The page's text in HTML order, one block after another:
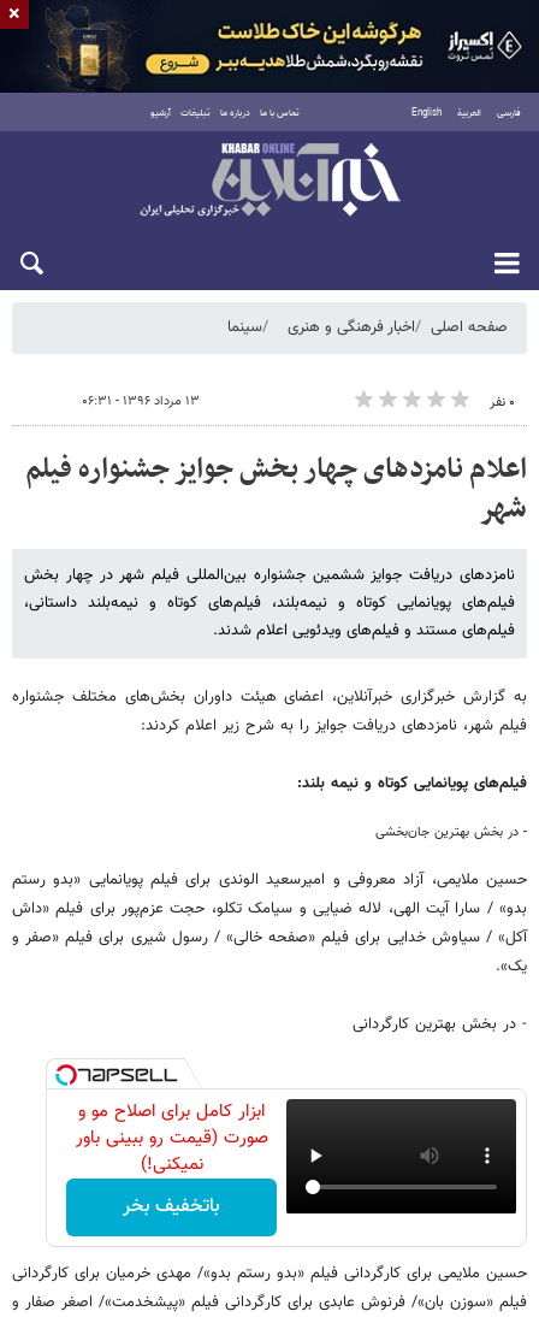
فارسی العربية English تماس با ما درباره ما تبلیغات آرشیو
شنبه ۱۷ مرداد ۱۴۰۵
صفحه اصلی اخبار فرهنگی و هنری سینما
۰ نفر ۱۳ مرداد ۱۳۹۶ - ۰۶:۳۱
اعلام نامزدهای چهار بخش جوایز جشنواره فیلم
شهر
نامزدهای دریافت جوایز ششمین جشنواره بین‌المللی فیلم شهر در چهار بخش
فیلم‌های پویانمایی کوتاه و نیمه‌بلند، فیلم‌های کوتاه و نیمه‌بلند داستانی،
فیلم‌های مستند و فیلم‌های ویدئویی اعلام شدند.
به گزارش خبرگزاری خبرآنلاین، اعضای هیئت داوران بخش‌های مختلف جشنواره
فیلم شهر، نامزدهای دریافت جوایز را به شرح زیر اعلام کردند:
فیلم‌های پویانمایی کوتاه و نیمه بلند:
- در بخش بهترین جان‌بخشی
حسین ملایمی، آزاد معروفی و امیرسعید الوندی برای فیلم پویانمایی «بدو رستم
بدو» / سارا آیت الهی، لاله ضیایی و سیامک تکلو، حجت عزم‌پور برای فیلم «داش
آکل» / سیاوش خدایی برای فیلم «صفحه خالی» / رسول شیری برای فیلم «صفر و
یک».
- در بخش بهترین کارگردانی
ابزار کامل برای اصلاح مو و
صورت (قیمت رو ببینی باور
نمیکنی!)
باتخفیف بخر
حسین ملایمی برای کارگردانی فیلم «بدو رستم بدو»/ مهدی خرمیان برای کارگردانی
فیلم «سوزن بان»/ فرنوش عابدی برای کارگردانی فیلم «پیشخدمت»/ اصغر صفار و
×